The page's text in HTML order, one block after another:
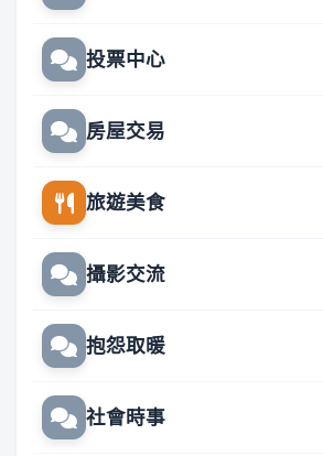
投票中心
房屋交易
旅遊美食
攝影交流
抱怨取暖
社會時事